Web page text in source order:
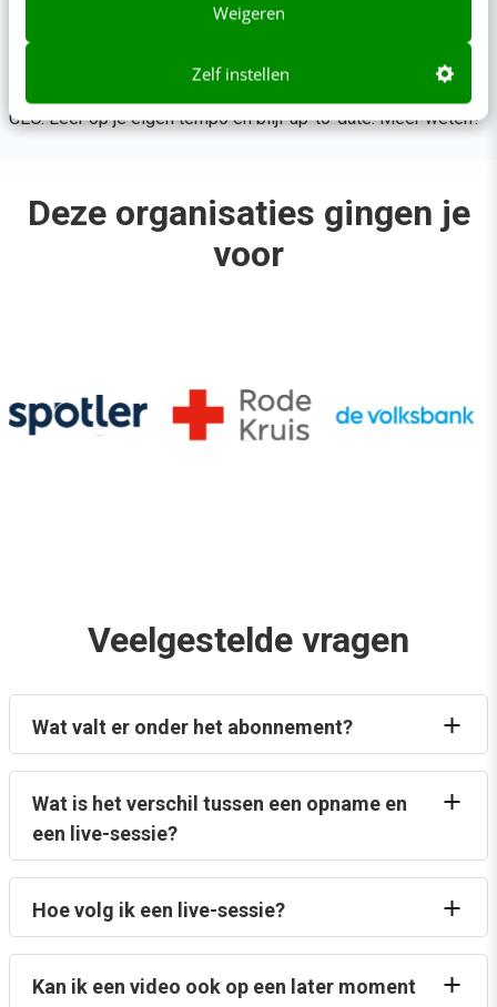
Weigeren
Zelf instellen
Bijblijven in je vak?
Met Video Academy krijg je toegang tot 130+ AI- en
GEO. Leer op je eigen tempo en blijf up-to-date.Meer weten?
Deze organisaties gingen je
voor
Veelgestelde vragen
Wat valt er onder het abonnement?
Wat is het verschil tussen een opname en
een live-sessie?
Hoe volg ik een live-sessie?
Kan ik een video ook op een later moment